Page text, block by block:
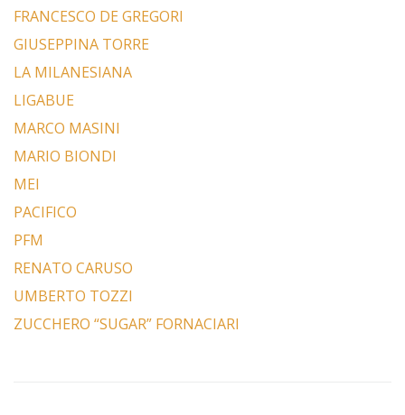
FRANCESCO DE GREGORI
GIUSEPPINA TORRE
LA MILANESIANA
LIGABUE
MARCO MASINI
MARIO BIONDI
MEI
PACIFICO
PFM
RENATO CARUSO
UMBERTO TOZZI
ZUCCHERO “SUGAR” FORNACIARI